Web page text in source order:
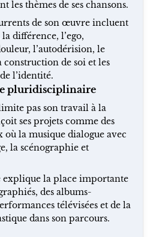
les thèmes de ses chansons.
de son œuvre incluent
différence, l’ego,
l’autodérision, le
de soi et les
l’identité.
pluridisciplinaire
pas son travail à la
ses projets comme des
où la musique dialogue avec
la scénographie et
explique la place importante
des albums-
télévisées et de la
dans son parcours.